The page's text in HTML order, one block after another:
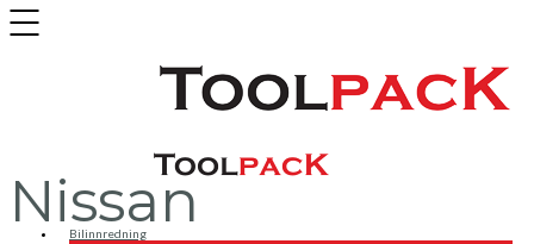
Bilinnredning
Nissan